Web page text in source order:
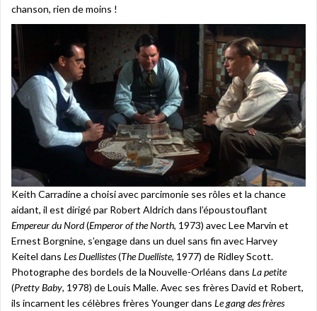
chanson, rien de moins !
Keith Carradine a choisi avec parcimonie ses rôles et la chance
aidant, il est dirigé par Robert Aldrich dans l’époustouflant
Empereur du Nord(Emperor of the North, 1973) avec Lee Marvin et
Ernest Borgnine, s’engage dans un duel sans fin avec Harvey
Keitel dans Les Duellistes(The Duelliste, 1977) de Ridley Scott.
Photographe des bordels de la Nouvelle-Orléans dans La petite
(Pretty Baby, 1978) de Louis Malle. Avec ses frères David et Robert,
ils incarnent les célèbres frères Younger dans Le gang des frères